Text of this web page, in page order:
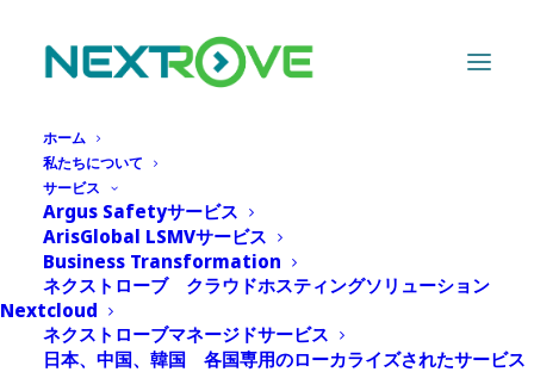
ホーム
私たちについて
サービス
Argus Safetyサービス
ArisGlobal LSMVサービス
Business Transformation
ネクストローブ クラウドホスティングソリューション
Nextcloud
ネクストローブマネージドサービス
日本、中国、韓国 各国専用のローカライズされたサービス
採用情報